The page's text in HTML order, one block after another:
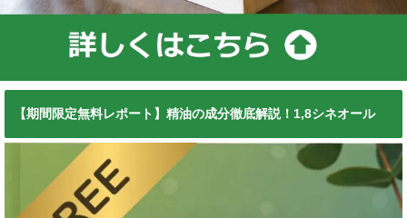
【期間限定無料レポート】精油の成分徹底解説！1,8シネオール